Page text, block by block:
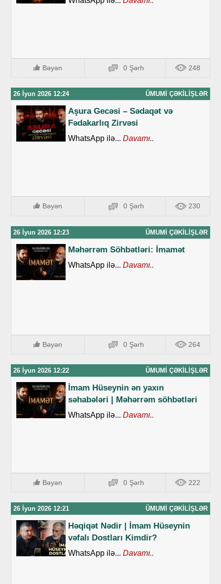
Bəyən 0 Şərh 248
26 İyun 2026 12:24 ÜMUMI ÇƏKILIŞLƏR
Aşura Gecəsi – Sədaqət və
Fədakarlıq Zirvəsi
WhatsApp ilə... Davamı..
Bəyən 0 Şərh 230
26 İyun 2026 12:23 ÜMUMI ÇƏKILIŞLƏR
Məhərrəm Söhbətləri: İmamət
WhatsApp ilə... Davamı..
Bəyən 0 Şərh 264
26 İyun 2026 12:22 ÜMUMI ÇƏKILIŞLƏR
İmam Hüseynin ən yaxın
səhabələri | Məhərrəm söhbətləri
WhatsApp ilə... Davamı..
Bəyən 0 Şərh 222
26 İyun 2026 12:21 ÜMUMI ÇƏKILIŞLƏR
Həqiqət Nədir | İmam Hüseynin
vəfalı Dostları Kimdir?
WhatsApp ilə... Davamı..